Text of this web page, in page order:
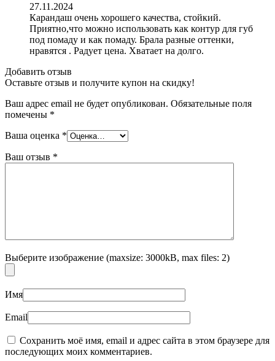
27.11.2024
Карандаш очень хорошего качества, стойкий.
Приятно,что можно использовать как контур для губ
под помаду и как помаду. Брала разные оттенки,
нравятся . Радует цена. Хватает на долго.
Добавить отзыв
Оставьте отзыв и получите купон на скидку!
Ваш адрес email не будет опубликован. Обязательные поля
помечены *
Ваша оценка *
Ваш отзыв *
Выберите изображение (maxsize: 3000kB, max files: 2)
Имя
Email
Сохранить моё имя, email и адрес сайта в этом браузере для
последующих моих комментариев.